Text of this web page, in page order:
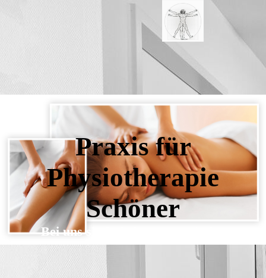
Praxis für
Physiotherapie
Schöner
Bei uns sind Sie in guten Händen